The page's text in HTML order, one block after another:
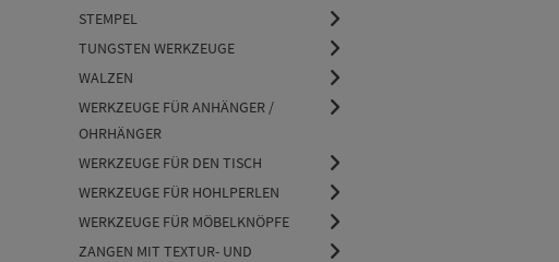
STEMPEL
TUNGSTEN WERKZEUGE
WALZEN
WERKZEUGE FÜR ANHÄNGER /
OHRHÄNGER
WERKZEUGE FÜR DEN TISCH
WERKZEUGE FÜR HOHLPERLEN
WERKZEUGE FÜR MÖBELKNÖPFE
ZANGEN MIT TEXTUR- UND